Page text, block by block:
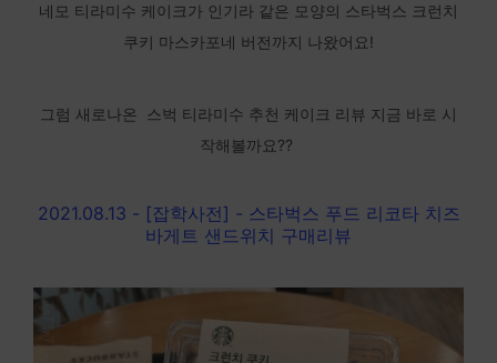
네모 티라미수 케이크가 인기라 같은 모양의 스타벅스 크런치
쿠키 마스카포네 버전까지 나왔어요!
그럼 새로나온 스벅 티라미수 추천 케이크 리뷰 지금 바로 시
작해볼까요??
2021.08.13 - [잡학사전] - 스타벅스 푸드 리코타 치즈
바게트 샌드위치 구매리뷰